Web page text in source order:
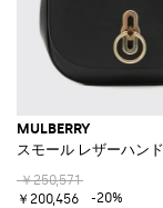
MULBERRY
スモール レザーハン
￥250,571
￥200,456
-20%